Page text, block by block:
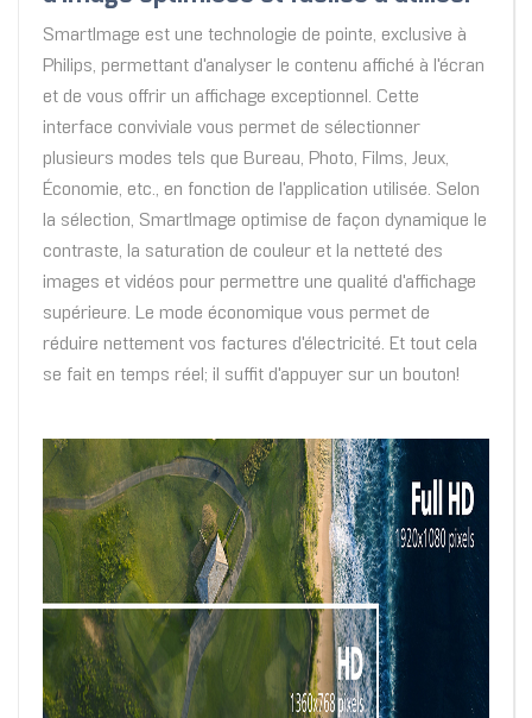
SmartImage est une technologie de pointe, exclusive à
Philips, permettant d'analyser le contenu affiché à l'écran
et de vous offrir un affichage exceptionnel. Cette
interface conviviale vous permet de sélectionner
plusieurs modes tels que Bureau, Photo, Films, Jeux,
Économie, etc., en fonction de l'application utilisée. Selon
la sélection, SmartImage optimise de façon dynamique le
contraste, la saturation de couleur et la netteté des
images et vidéos pour permettre une qualité d'affichage
supérieure. Le mode économique vous permet de
réduire nettement vos factures d'électricité. Et tout cela
se fait en temps réel; il suffit d'appuyer sur un bouton!